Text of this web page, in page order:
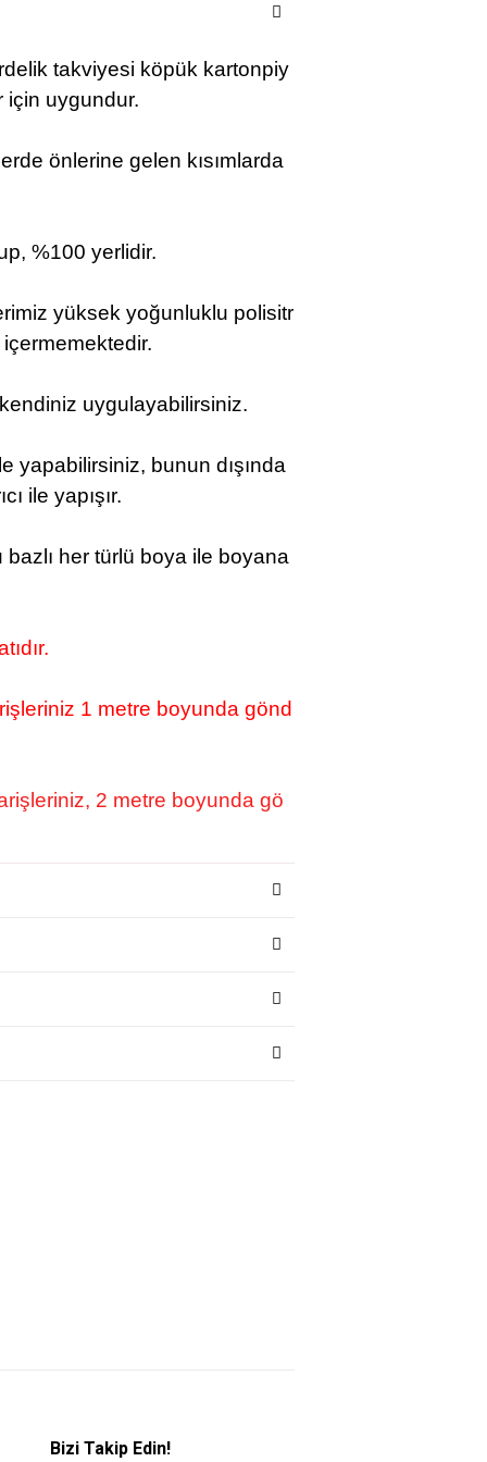
takviyesi köpük kartonpiy
için uygundur.
önlerine gelen kısımlarda
%100 yerlidir.
yüksek yoğunluklu polisitr
uygulayabilirsiniz.
yapabilirsiniz, bunun dışında
ile yapışır.
bazlı her türlü boya ile boyana
1 metre boyunda gönd
2 metre boyunda gö
Bizi Takip Edin!